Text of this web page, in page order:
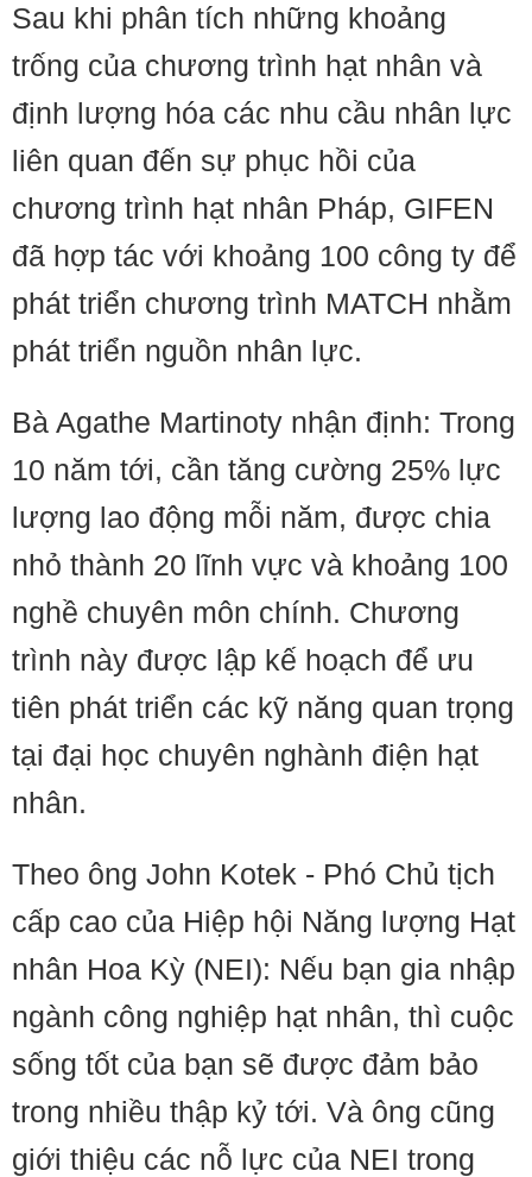
Sau khi phân tích những khoảng
trống của chương trình hạt nhân và
định lượng hóa các nhu cầu nhân lực
liên quan đến sự phục hồi của
chương trình hạt nhân Pháp, GIFEN
đã hợp tác với khoảng 100 công ty để
phát triển chương trình MATCH nhằm
phát triển nguồn nhân lực.
Bà Agathe Martinoty nhận định: Trong
10 năm tới, cần tăng cường 25% lực
lượng lao động mỗi năm, được chia
nhỏ thành 20 lĩnh vực và khoảng 100
nghề chuyên môn chính. Chương
trình này được lập kế hoạch để ưu
tiên phát triển các kỹ năng quan trọng
tại đại học chuyên nghành điện hạt
nhân.
Theo ông John Kotek - Phó Chủ tịch
cấp cao của Hiệp hội Năng lượng Hạt
nhân Hoa Kỳ (NEI): Nếu bạn gia nhập
ngành công nghiệp hạt nhân, thì cuộc
sống tốt của bạn sẽ được đảm bảo
trong nhiều thập kỷ tới. Và ông cũng
giới thiệu các nỗ lực của NEI trong